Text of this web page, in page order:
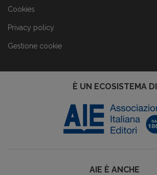
Cookies
Privacy policy
Gestione cookie
È UN ECOSISTEMA DI
AIE È ANCHE